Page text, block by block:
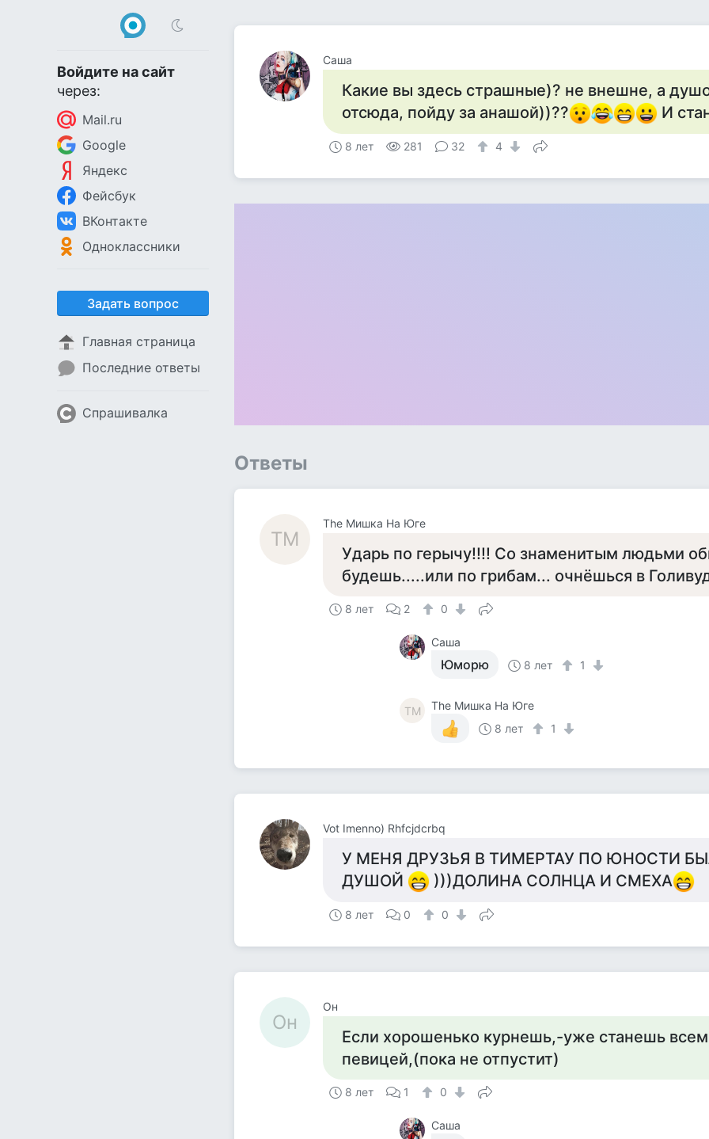
Войдите на сайт
через:
Mail.ru
Google
Яндекс
Фейсбук
ВКонтакте
Одноклассники
Задать вопрос
Главная страница
Последние ответы
Спрашивалка
Саша
Какие вы здесь страшные)? не внешне, а
отсюда, пойду за анашой))??
И
8 лет 281 32 4
Ответы
TМ
The Мишка На Юге
Ударь по герычу!!!! Со знаменитым людьми
будешь.....или по грибам... очнёшься в
8 лет 2 0
Саша
Юморю 8 лет 1
TМ
The Мишка На Юге
8 лет
1
Vot Imenno) Rhfcjdcrbq
У МЕНЯ ДРУЗЬЯ В ТИМЕРТАУ ПО ЮНОСТИ
ДУШОЙ
)))ДОЛИНА СОЛНЦА И СМЕХА
8 лет 0 0
Он
Он
Если хорошенько курнешь,-уже станешь
певицей,(пока не отпустит)
8 лет 1 0
Саша